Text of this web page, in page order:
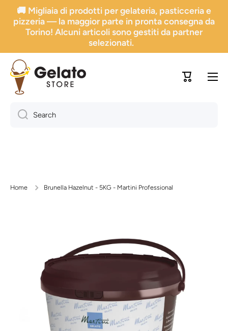
Go directly to content
🚚 Migliaia di prodotti per gelateria, pasticceria e
pizzeria — la maggior parte in pronta consegna da
Torino! Alcuni articoli sono gestiti da partner
selezionati.
Trolley
Search
Home Brunella Hazelnut - 5KG - Martini Professional